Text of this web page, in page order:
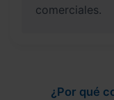
comerciales.
¿Por qué